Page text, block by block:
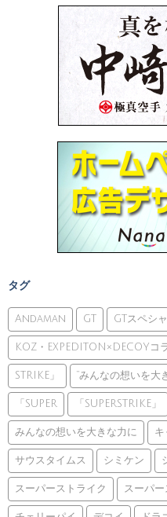
タグ
Andaman GT GTスペシ
KOZ・EXPEDITON×DECOYコ
STRIKE」 ”みんなの想いを大
「SUPER 「SUPERSTRIKE」
みんなの想いを大きな力に キ
サウスタイムス シミケン
スーパーストライク スーパ